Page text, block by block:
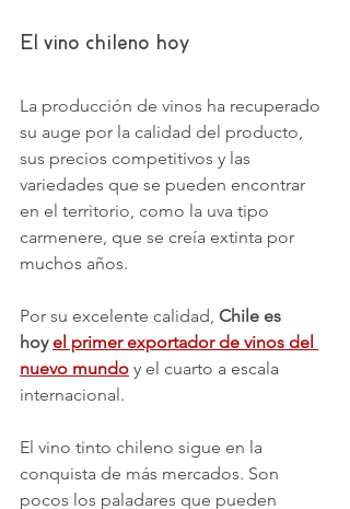
El vino chileno hoy
La producción de vinos ha recuperado
su auge por la calidad del producto,
sus precios competitivos y las
variedades que se pueden encontrar
en el territorio, como la uva tipo
carmenere, que se creía extinta por
muchos años.
Por su excelente calidad, Chile es
hoy el primer exportador de vinos del
nuevo mundo y el cuarto a escala
internacional.
El vino tinto chileno sigue en la
conquista de más mercados. Son
pocos los paladares que pueden